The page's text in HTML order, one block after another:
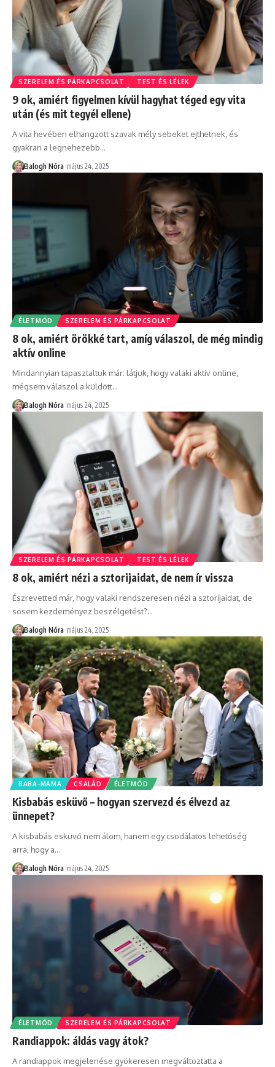
SZERELEM ÉS PÁRKAPCSOLAT TEST ÉS LÉLEK
9 ok, amiért figyelmen kívül hagyhat téged egy vita
után (és mit tegyél ellene)
A vita hevében elhangzott szavak mély sebeket ejthetnek, és
gyakran a legnehezebb…
Balogh Nóra május 24, 2025
ÉLETMÓD SZERELEM ÉS PÁRKAPCSOLAT
8 ok, amiért örökké tart, amíg válaszol, de még mindig
aktív online
Mindannyian tapasztaltuk már: látjuk, hogy valaki aktív online,
mégsem válaszol a küldött…
Balogh Nóra május 24, 2025
SZERELEM ÉS PÁRKAPCSOLAT TEST ÉS LÉLEK
8 ok, amiért nézi a sztorijaidat, de nem ír vissza
Észrevetted már, hogy valaki rendszeresen nézi a sztorijaidat, de
sosem kezdeményez beszélgetést?…
Balogh Nóra május 24, 2025
BABA-MAMA CSALÁD ÉLETMÓD
Kisbabás esküvő – hogyan szervezd és élvezd az
ünnepet?
A kisbabás esküvő nem álom, hanem egy csodálatos lehetőség
arra, hogy a…
Balogh Nóra május 24, 2025
ÉLETMÓD SZERELEM ÉS PÁRKAPCSOLAT
Randiappok: áldás vagy átok?
A randiappok megjelenése gyökeresen megváltoztatta a